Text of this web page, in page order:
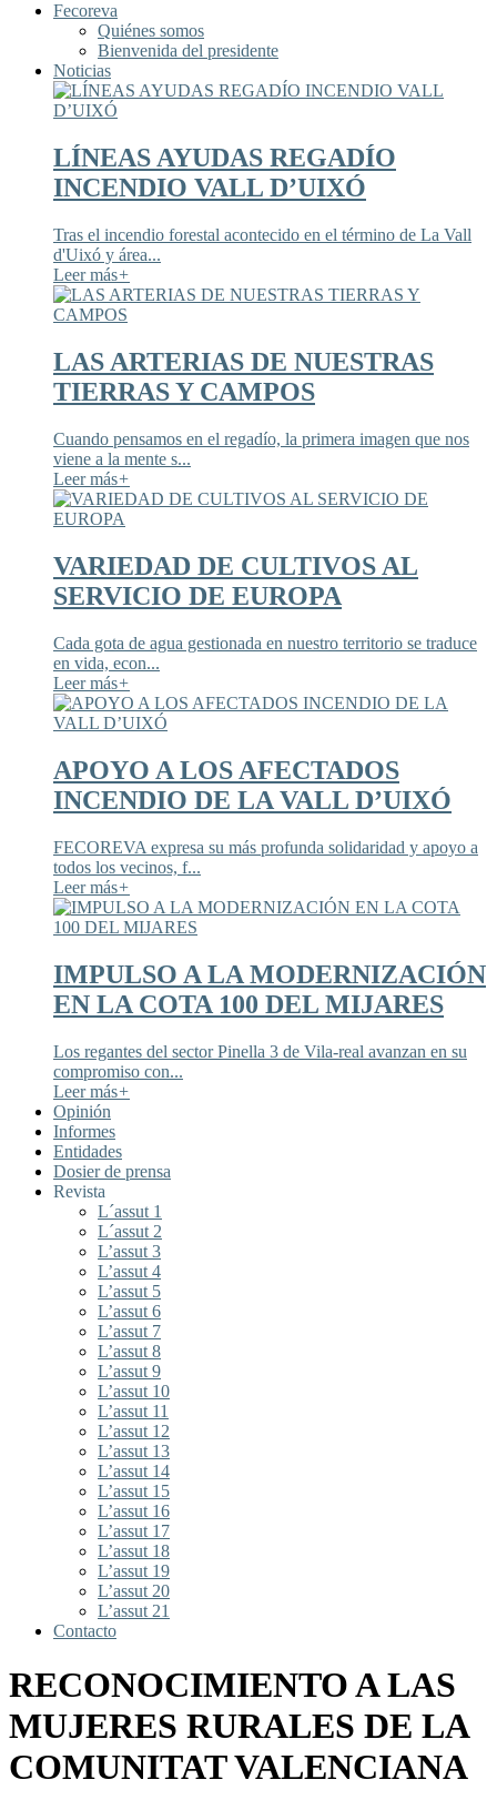
Fecoreva
Quiénes somos
Bienvenida del presidente
Noticias
LÍNEAS AYUDAS REGADÍO
INCENDIO VALL D’UIXÓ
Tras el incendio forestal acontecido en el término de La Vall
d'Uixó y área...
Leer más+
LAS ARTERIAS DE NUESTRAS
TIERRAS Y CAMPOS
Cuando pensamos en el regadío, la primera imagen que nos
viene a la mente s...
Leer más+
VARIEDAD DE CULTIVOS AL
SERVICIO DE EUROPA
Cada gota de agua gestionada en nuestro territorio se traduce
en vida, econ...
Leer más+
APOYO A LOS AFECTADOS
INCENDIO DE LA VALL D’UIXÓ
FECOREVA expresa su más profunda solidaridad y apoyo a
todos los vecinos, f...
Leer más+
IMPULSO A LA MODERNIZACIÓN
EN LA COTA 100 DEL MIJARES
Los regantes del sector Pinella 3 de Vila-real avanzan en su
compromiso con...
Leer más+
Opinión
Informes
Entidades
Dosier de prensa
Revista
L´assut 1
L´assut 2
L’assut 3
L’assut 4
L’assut 5
L’assut 6
L’assut 7
L’assut 8
L’assut 9
L’assut 10
L’assut 11
L’assut 12
L’assut 13
L’assut 14
L’assut 15
L’assut 16
L’assut 17
L’assut 18
L’assut 19
L’assut 20
L’assut 21
Contacto
RECONOCIMIENTO A LAS
MUJERES RURALES DE LA
COMUNITAT VALENCIANA